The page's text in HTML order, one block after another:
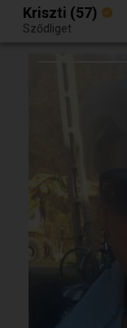
Egy jó randiból bármi lehet.
Kriszti (57)
Sződliget